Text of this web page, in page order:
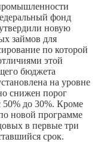
фонд
новую
займов для
по которой
этой
бюджета
на уровне
снижен порог
50% до 30%. Кроме
новой программе
в первые три
срок.